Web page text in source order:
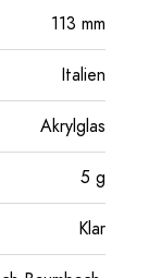
113 mm
Italien
Akrylglas
5 g
Klar